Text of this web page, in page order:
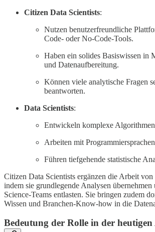
Citizen Data Scientists:
Nutzen benutzerfreundliche
Code- oder No-Code-Tools.
Haben ein solides Basiswissen in
und Datenaufbereitung.
Können viele analytische Fragen
beantworten.
Data Scientists:
Entwickeln komplexe
Arbeiten mit
Führen tiefgehende statistische
Citizen Data Scientists ergänzen die Arbeit von
indem sie grundlegende Analysen übernehmen
Science-Teams entlasten. Sie bringen zudem
Wissen und Branchen-Know-how in die
Bedeutung der Rolle in der